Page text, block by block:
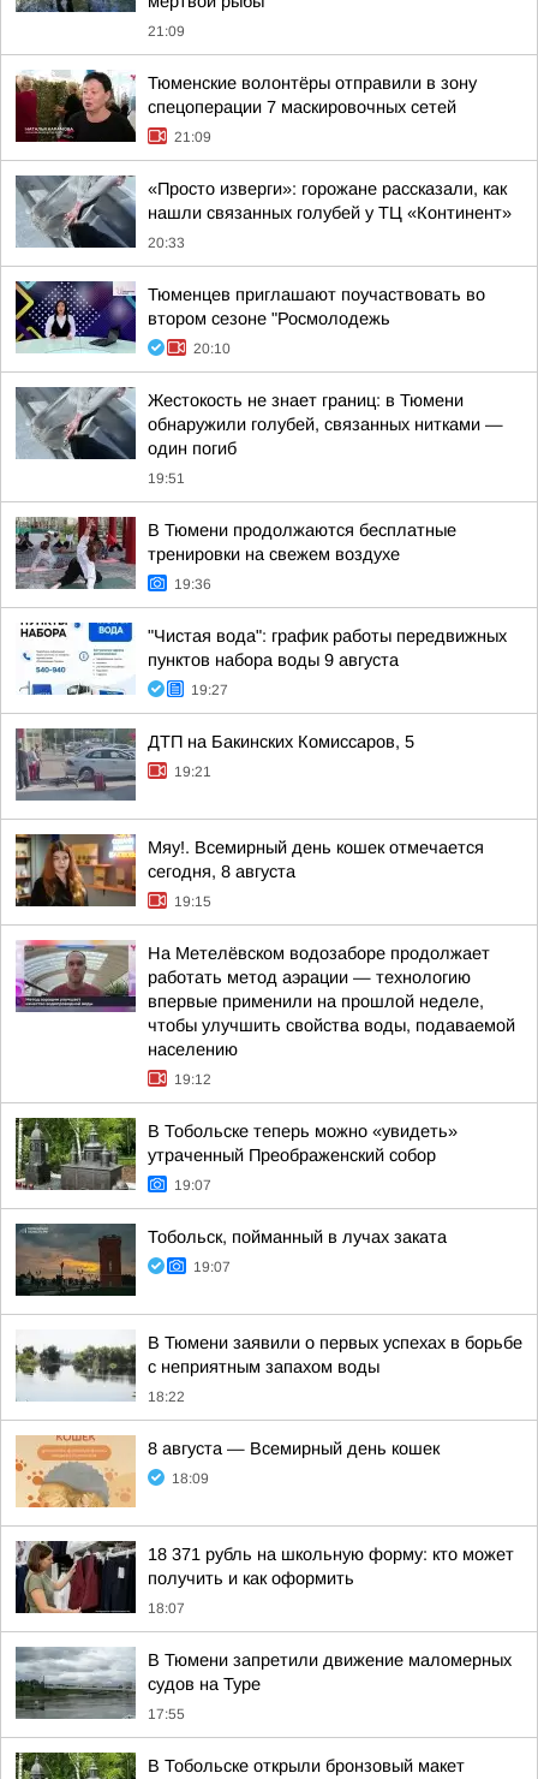
21:09
Тюменские волонтёры отправили в зону
спецоперации 7 маскировочных сетей
21:09
«Просто изверги»: горожане рассказали, как
нашли связанных голубей у ТЦ «Континент»
20:33
Тюменцев приглашают поучаствовать во
втором сезоне "Росмолодежь
20:10
Жестокость не знает границ: в Тюмени
обнаружили голубей, связанных нитками —
один погиб
19:51
В Тюмени продолжаются бесплатные
тренировки на свежем воздухе
19:36
"Чистая вода": график работы передвижных
пунктов набора воды 9 августа
19:27
ДТП на Бакинских Комиссаров, 5
19:21
Мяу!. Всемирный день кошек отмечается
сегодня, 8 августа
19:15
На Метелёвском водозаборе продолжает
работать метод аэрации — технологию
впервые применили на прошлой неделе,
чтобы улучшить свойства воды, подаваемой
населению
19:12
В Тобольске теперь можно «увидеть»
утраченный Преображенский собор
19:07
Тобольск, пойманный в лучах заката
19:07
В Тюмени заявили о первых успехах в борьбе
с неприятным запахом воды
18:22
8 августа — Всемирный день кошек
18:09
18 371 рубль на школьную форму: кто может
получить и как оформить
18:07
В Тюмени запретили движение маломерных
судов на Туре
17:55
В Тобольске открыли бронзовый макет